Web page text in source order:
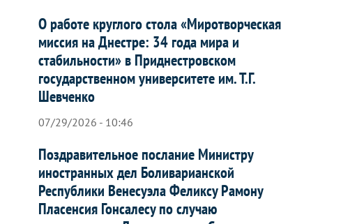
О работе круглого стола «Миротворческая
миссия на Днестре: 34 года мира и
стабильности» в Приднестровском
государственном университете им. Т.Г.
Шевченко
07/29/2026 - 10:46
Поздравительное послание Министру
иностранных дел Боливарианской
Республики Венесуэла Феликсу Рамону
Пласенсия Гонсалесу по случаю